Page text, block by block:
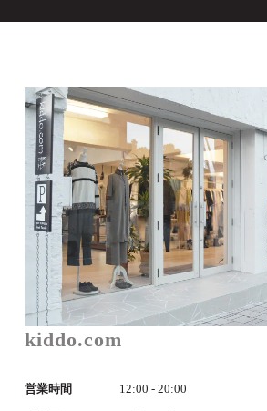
kiddo.com
営業時間 12:00 - 20:00